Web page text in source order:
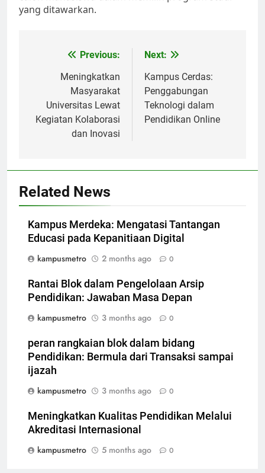
yang ditawarkan.
navigation
Previous:
Meningkatkan
Masyarakat
Universitas Lewat
Kegiatan Kolaborasi
dan Inovasi
Next:
Kampus Cerdas:
Penggabungan
Teknologi dalam
Pendidikan Online
Related News
Kampus Merdeka: Mengatasi Tantangan
Educasi pada Kepanitiaan Digital
kampusmetro
2 months ago 0
Rantai Blok dalam Pengelolaan Arsip
Pendidikan: Jawaban Masa Depan
kampusmetro
3 months ago 0
peran rangkaian blok dalam bidang
Pendidikan: Bermula dari Transaksi sampai
ijazah
kampusmetro
3 months ago 0
Meningkatkan Kualitas Pendidikan Melalui
Akreditasi Internasional
kampusmetro
5 months ago 0